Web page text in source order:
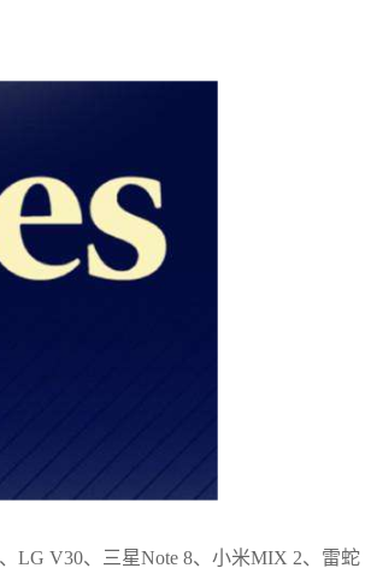
LG V30、三星Note 8、小米MIX 2、雷蛇